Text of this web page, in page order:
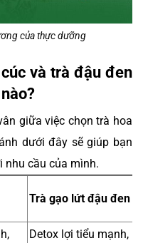
của thực dưỡng
và trà đậu đen
giữa việc chọn trà hoa
dưới đây sẽ giúp bạn
nhu cầu của mình.
Trà gạo lứt đậu đen
Detox lợi tiểu mạnh,